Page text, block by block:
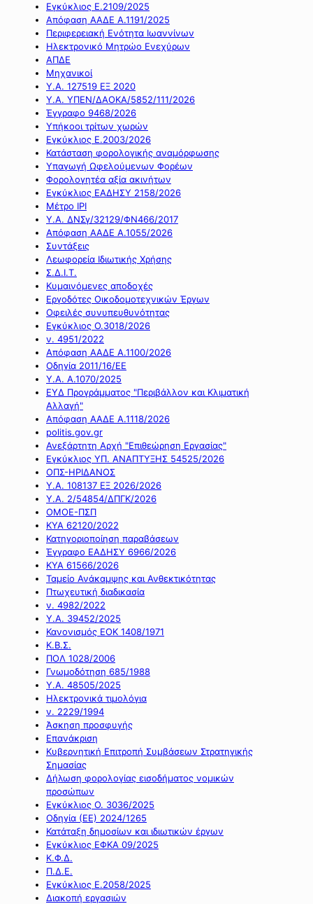
Εγκύκλιος Ε.2109/2025
Απόφαση ΑΑΔΕ Α.1191/2025
Περιφερειακή Ενότητα Ιωαννίνων
Ηλεκτρονικό Μητρώο Ενεχύρων
ΑΠΔΕ
Μηχανικοί
Υ.Α. 127519 ΕΞ 2020
Υ.Α. ΥΠΕΝ/ΔΑΟΚΑ/5852/111/2026
Έγγραφο 9468/2026
Υπήκοοι τρίτων χωρών
Εγκύκλιος Ε.2003/2026
Κατάσταση φορολογικής αναμόρφωσης
Υπαγωγή Ωφελούμενων Φορέων
Φορολογητέα αξία ακινήτων
Εγκύκλιος ΕΑΔΗΣΥ 2158/2026
Μέτρο IPI
Υ.Α. ΔΝΣγ/32129/ΦΝ466/2017
Απόφαση ΑΑΔΕ Α.1055/2026
Συντάξεις
Λεωφορεία Ιδιωτικής Χρήσης
Σ.Δ.Ι.Τ.
Κυμαινόμενες αποδοχές
Εργοδότες Οικοδομοτεχνικών Έργων
Οφειλές συνυπευθυνότητας
Εγκύκλιος Ο.3018/2026
ν. 4951/2022
Απόφαση ΑΑΔΕ Α.1100/2026
Οδηγία 2011/16/ΕΕ
Υ.Α. Α.1070/2025
ΕΥΔ Προγράμματος "Περιβάλλον και Κλιματική
Αλλαγή"
Απόφαση ΑΑΔΕ Α.1118/2026
politis.gov.gr
Ανεξάρτητη Αρχή "Επιθεώρηση Εργασίας"
Εγκύκλιος ΥΠ. ΑΝΑΠΤΥΞΗΣ 54525/2026
ΟΠΣ-ΗΡΙΔΑΝΟΣ
Υ.Α. 108137 ΕΞ 2026/2026
Υ.Α. 2/54854/ΔΠΓΚ/2026
ΟΜΟΕ-ΠΣΠ
ΚΥΑ 62120/2022
Κατηγοριοποίηση παραβάσεων
Έγγραφο ΕΑΔΗΣΥ 6966/2026
ΚΥΑ 61566/2026
Ταμείο Ανάκαμψης και Ανθεκτικότητας
Πτωχευτική διαδικασία
ν. 4982/2022
Υ.Α. 39452/2025
Κανονισμός ΕΟΚ 1408/1971
Κ.Β.Σ.
ΠΟΛ 1028/2006
Γνωμοδότηση 685/1988
Υ.Α. 48505/2025
Ηλεκτρονικά τιμολόγια
ν. 2229/1994
Άσκηση προσφυγής
Επανάκριση
Κυβερνητική Επιτροπή Συμβάσεων Στρατηγικής
Σημασίας
Δήλωση φορολογίας εισοδήματος νομικών
προσώπων
Εγκύκλιος Ο. 3036/2025
Οδηγία (ΕΕ) 2024/1265
Κατάταξη δημοσίων και ιδιωτικών έργων
Εγκύκλιος ΕΦΚΑ 09/2025
Κ.Φ.Δ.
Π.Δ.Ε.
Εγκύκλιος Ε.2058/2025
Διακοπή εργασιών